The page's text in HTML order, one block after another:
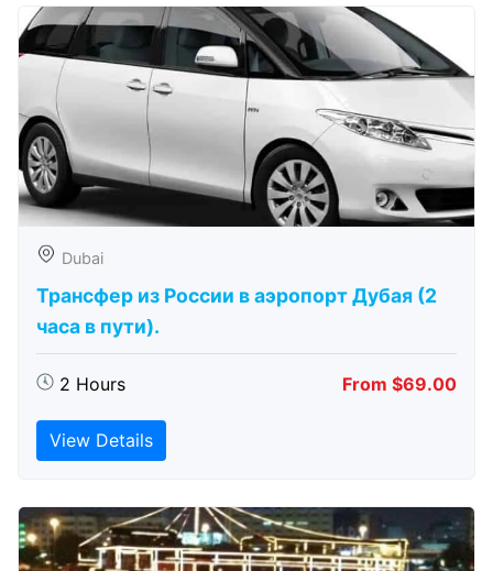
Dubai
Трансфер из России в аэропорт Дубая (2
часа в пути).
2 Hours From $69.00
View Details